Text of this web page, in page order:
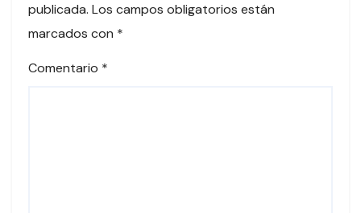
publicada. Los campos obligatorios están
marcados con *
Comentario *